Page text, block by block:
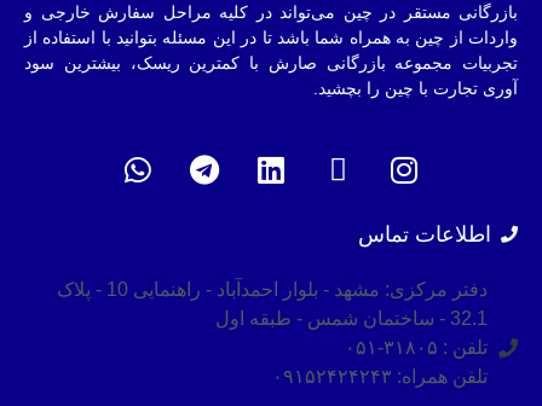
بازرگانی مستقر در چین می‌تواند در کلیه مراحل سفارش خارجی و
واردات از چین به همراه شما باشد تا در این مسئله بتوانید با استفاده از
تجربیات مجموعه بازرگانی صارش با کمترین ریسک، بیشترین سود
آوری تجارت با چین را بچشید.
اطلاعات تماس
دفتر مرکزی: مشهد - بلوار احمدآباد - راهنمایی 10 - پلاک
32.1 - ساختمان شمس - طبقه اول
تلفن : ۳۱۸۰۵-۰۵۱
تلفن همراه: ۰۹۱۵۲۴۲۴۲۴۳